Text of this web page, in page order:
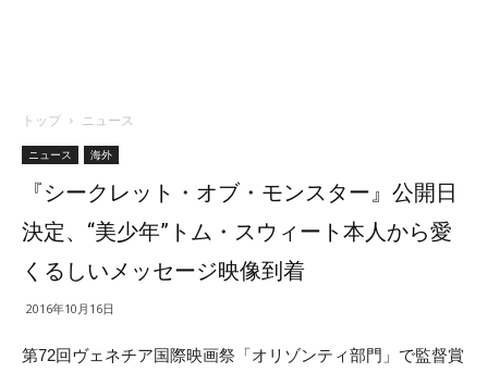
トップ ニュース
ニュース 海外
『シークレット・オブ・モンスター』公開日
決定、“美少年”トム・スウィート本人から愛
くるしいメッセージ映像到着
2016年10月16日
第72回ヴェネチア国際映画祭「オリゾンティ部門」で監督賞